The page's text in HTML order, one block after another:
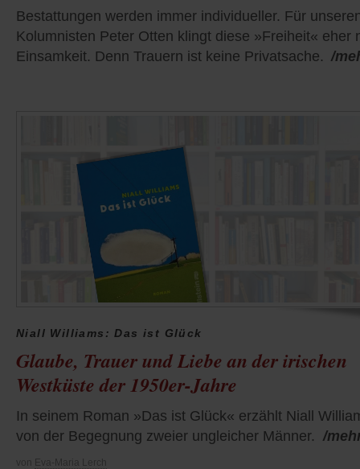
Bestattungen werden immer individueller. Für
Kolumnisten Peter Otten klingt diese »Freiheit« eher
Einsamkeit. Denn Trauern ist keine Privatsache. /
Niall Williams: Das ist Glück
Glaube, Trauer und Liebe an der irischen
Westküste der 1950er-Jahre
In seinem Roman »Das ist Glück« erzählt Niall
von der Begegnung zweier ungleicher Männer. /
von Eva-Maria Lerch